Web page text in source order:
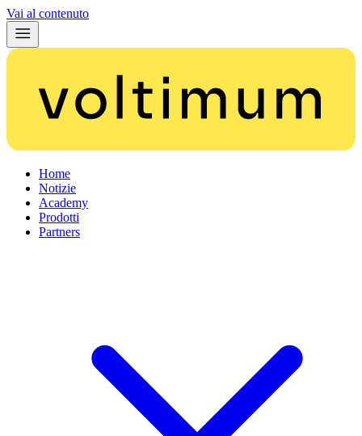
Vai al contenuto
Home
Notizie
Academy
Prodotti
Partners